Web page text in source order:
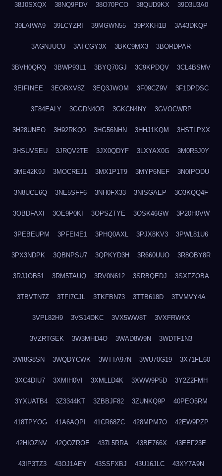
38J0SXQX 38NQ9PDV 38O70PCO 38QUD9KX 39D3U3A0
39LAIWA9 39LCYZRI 39MGWN55 39PXKH1B 3A43DKQP
3AGNJUCU 3ATCGY3X 3BKC9MX3 3BORDPAR
3BVH0QRQ 3BWP93L1 3BYQ70GJ 3C9KPDQV 3CL4BSMV
3EIFINEE 3EORXV8Z 3EQ3JWOM 3F09CZ9V 3F1DPDSC
3F84EALY 3GGDN4OR 3GKCN4NY 3GVOCWRP
3H28UNEO 3H92RKQ0 3HG56NHN 3HHJ1KQM 3HSTLPXX
3HSUVSEU 3JRQV2TE 3JX0QDYF 3LXYAX0G 3M0R5J0Y
3ME42K9J 3MOCREJ1 3MX1P1T9 3MYP6NEF 3N0IPODU
3N8UCE6Q 3NE5SFF6 3NH0FX33 3NISGAEP 3O3KQQ4F
3OBDFAXI 3OE9P0KI 3OPSZTYE 3OSK46GW 3P20H0VW
3PEBEUPM 3PFEI4E1 3PHQ0AXL 3PJX8KV3 3PWL81U6
3PX3NDPK 3QBNPSU7 3QPKYD3H 3R660UUO 3R8OBY8R
3RJJOB51 3RM5TAUQ 3RV0N612 3SRBQEDJ 3SXFZOBA
3TBVTN7Z 3TFI7CJL 3TKFBN73 3TTB618D 3TVMVY4A
3VPL82H9 3VS14DKC 3VX5WW8T 3VXFRWKX
3VZRTGEK 3W3MHD4O 3WAD8W9N 3WDTF1N3
3WI8G8SN 3WQDYCWK 3WTTA97N 3WU70G19 3X71FE60
3XC4DIU7 3XMIH0VI 3XMLLD4K 3XWW9P5D 3Y2Z2FMH
3YXUATB4 3Z3344KT 3ZBBJF82 3ZUNKQ9P 40PEO5RM
418TPYOG 41A6AQPI 41CR68ZC 428MPM7O 42EW9PZP
42HIOZNV 42QOZROE 437L5RRA 43BE766X 43EEF23E
43IP3TZ3 43OJ1AEY 43SSFXBJ 43U16JLC 43XY7A9N